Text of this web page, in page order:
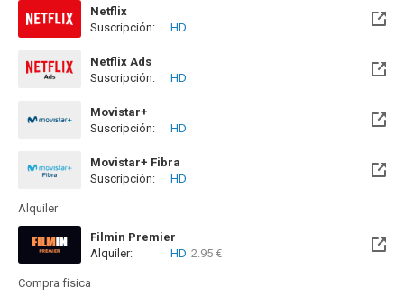
Netflix
Suscripción:
HD
Netflix Ads
Suscripción:
HD
Movistar+
Disponible hasta el Jue, 31 Dic 2026 (Quedan 4 meses)
Suscripción: HD
Movistar+ Fibra
Disponible hasta el Jue, 31 Dic 2026 (Quedan 4 meses)
Suscripción: HD
Alquiler
Filmin Premier
Disponible hasta el Vie, 27 Nov 2026 (Quedan 3 meses)
Alquiler: HD 2.95 €
Compra física